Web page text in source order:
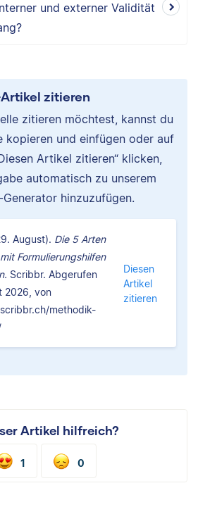
und externer Validität
zitieren
zitieren möchtest, kannst du
kopieren und einfügen oder auf
Artikel zitieren“ klicken,
automatisch zu unserem
hinzuzufügen.
August). Die 5 Arten
Formulierungshilfen
Scribbr. Abgerufen
2026, von
methodik-
Diesen
Artikel
zitieren
Artikel hilfreich?
1 0